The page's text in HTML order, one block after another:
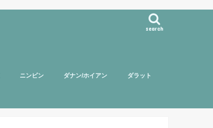
search
ニンビン ダナン/ホイアン ダラット